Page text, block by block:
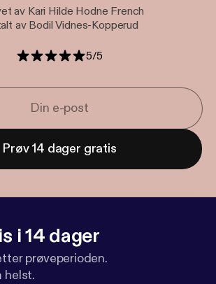
av Kari Hilde Hodne French
av Bodil Vidnes-Kopperud
5/5
Prøv 14 dager gratis
i 14 dager
prøveperioden.
helst.